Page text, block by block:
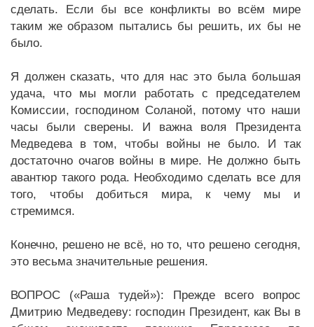
сделать. Если бы все конфликты во всём мире
таким же образом пытались бы решить, их бы не
было.
Я должен сказать, что для нас это была большая
удача, что мы могли работать с председателем
Комиссии, господином Соланой, потому что наши
часы были сверены. И важна воля Президента
Медведева в том, чтобы войны не было. И так
достаточно очагов войны в мире. Не должно быть
авантюр такого рода. Необходимо сделать все для
того, чтобы добиться мира, к чему мы и
стремимся.
Конечно, решено не всё, но то, что решено сегодня,
это весьма значительные решения.
ВОПРОС («Раша тудей»): Прежде всего вопрос
Дмитрию Медведеву: господин Президент, как Вы в